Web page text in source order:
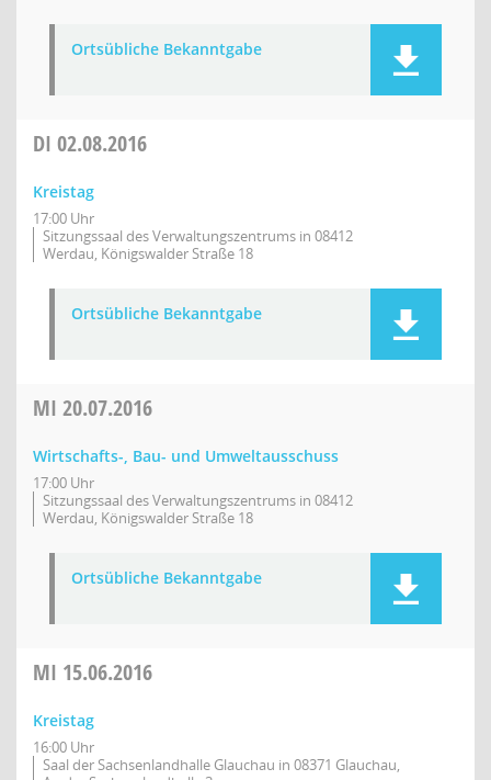
Ortsübliche Bekanntgabe
DI 02.08.2016
Kreistag
17:00 Uhr
Sitzungssaal des Verwaltungszentrums in 08412
Werdau, Königswalder Straße 18
Ortsübliche Bekanntgabe
MI 20.07.2016
Wirtschafts-, Bau- und Umweltausschuss
17:00 Uhr
Sitzungssaal des Verwaltungszentrums in 08412
Werdau, Königswalder Straße 18
Ortsübliche Bekanntgabe
MI 15.06.2016
Kreistag
16:00 Uhr
Saal der Sachsenlandhalle Glauchau in 08371 Glauchau,